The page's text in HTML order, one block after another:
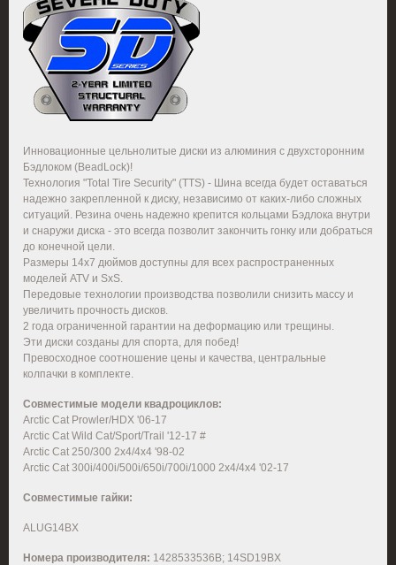
Инновационные цельнолитые диски из алюминия с двухсторонним
Бэдлоком (BeadLock)!
Технология "Total Tire Security" (TTS) - Шина всегда будет оставаться
надежно закрепленной к диску, независимо от каких-либо сложных
ситуаций. Резина очень надежно крепится кольцами Бэдлока внутри
и снаружи диска - это всегда позволит закончить гонку или добраться
до конечной цели.
Размеры 14x7 дюймов доступны для всех распространенных
моделей ATV и SxS.
Передовые технологии производства позволили снизить массу и
увеличить прочность дисков.
2 года ограниченной гарантии на деформацию или трещины.
Эти диски созданы для спорта, для побед!
Превосходное соотношение цены и качества, центральные
колпачки в комплекте.
Совместимые модели квадроциклов:
Arctic Cat Prowler/HDX '06-17
Arctic Cat Wild Cat/Sport/Trail '12-17 #
Arctic Cat 250/300 2x4/4x4 '98-02
Arctic Cat 300i/400i/500i/650i/700i/1000 2x4/4x4 '02-17
Совместимые гайки:
ALUG14BX
Номера производителя: 1428533536B; 14SD19BX